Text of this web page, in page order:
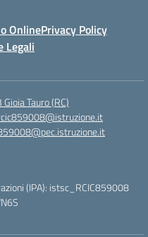
OnlinePrivacy Policy
Legali
Tauro (RC)
(IPA): istsc_RCIC859008